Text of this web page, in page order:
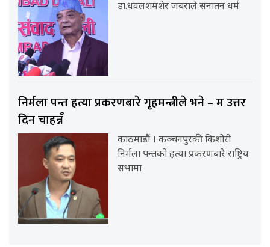
डा.धवलशमशेर जबराले सनातन धर्म
निर्मला पन्त हत्या प्रकरणबारे गृहमन्त्रीले भने – म उत्तर
दिन चाहन्नँ
काठमाडौं । कञ्चनपुरकी किशोरी
निर्मला पन्तको हत्या प्रकरणबारे राष्ट्रिय
सभामा